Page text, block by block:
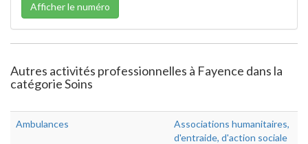
Afficher le numéro
Autres activités professionnelles à Fayence dans la
catégorie Soins
Ambulances
Associations humanitaires,
d'entraide, d'action sociale